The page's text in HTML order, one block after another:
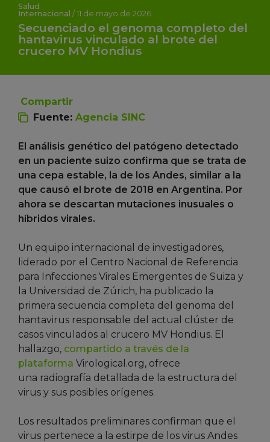
Salud
Internacional / 11 de mayo de 2026
Secuenciado el genoma completo del
hantavirus vinculado al brote del
crucero MV Hondius
Compartir
Fuente: Agencia SINC
El análisis genético del patógeno detectado
en un paciente suizo confirma que se trata de
una cepa estable, la de los Andes, similar a la
que causó el brote de 2018 en Argentina. Por
ahora se descartan mutaciones inusuales o
híbridos virales.
Un equipo internacional de investigadores,
liderado por el Centro Nacional de Referencia
para Infecciones Virales Emergentes de Suiza y
la Universidad de Zúrich, ha publicado la
primera secuencia completa del genoma del
hantavirus responsable del actual clúster de
casos vinculados al crucero MV Hondius. El
hallazgo, compartido a través de la
plataforma Virological.org, ofrece
una radiografía detallada de la estructura del
virus y sus posibles orígenes.
Los resultados preliminares confirman que el
virus pertenece a la estirpe de los virus Andes